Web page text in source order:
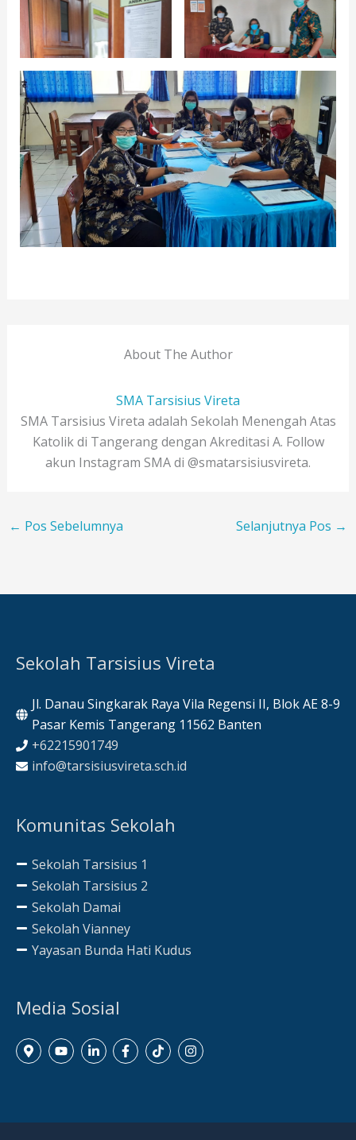
About The Author
SMA Tarsisius Vireta
SMA Tarsisius Vireta adalah Sekolah Menengah Atas
Katolik di Tangerang dengan Akreditasi A. Follow
akun Instagram SMA di @smatarsisiusvireta.
← Pos Sebelumnya Selanjutnya Pos →
Sekolah Tarsisius Vireta
Jl. Danau Singkarak Raya Vila Regensi II, Blok AE 8-9
Pasar Kemis Tangerang 11562 Banten
+62215901749
info@tarsisiusvireta.sch.id
Komunitas Sekolah
Sekolah Tarsisius 1
Sekolah Tarsisius 2
Sekolah Damai
Sekolah Vianney
Yayasan Bunda Hati Kudus
Media Sosial